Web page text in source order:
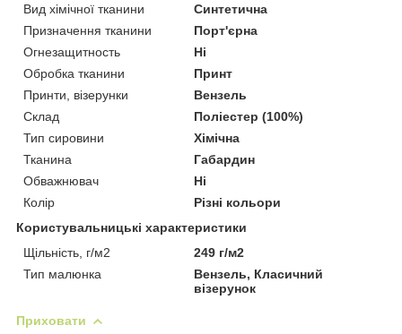
Вид хімічної тканини
Синтетична
Призначення тканини
Порт'єрна
Огнезащитность
Ні
Обробка тканини
Принт
Принти, візерунки
Вензель
Склад
Поліестер (100%)
Тип сировини
Хімічна
Тканина
Габардин
Обважнювач
Ні
Колір
Різні кольори
Користувальницькі характеристики
Щільність, г/м2
249 г/м2
Тип малюнка
Вензель, Класичний
візерунок
Приховати